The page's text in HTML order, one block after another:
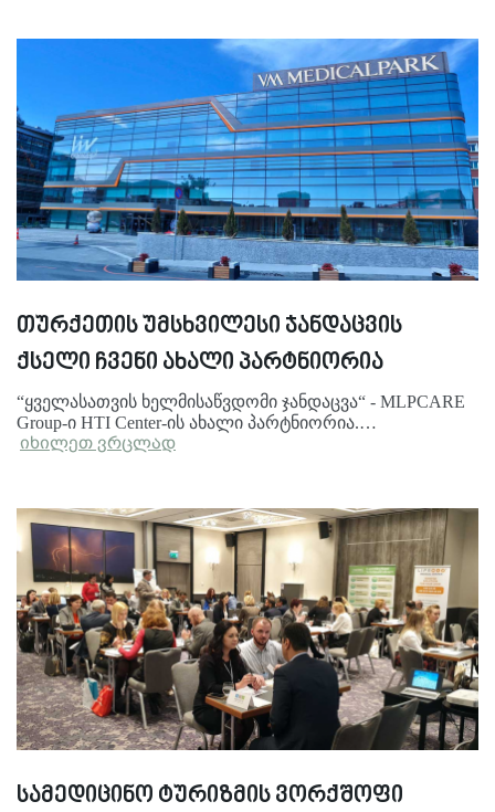
თურქეთის უმსხვილესი ჯანდაცვის
ქსელი ჩვენი ახალი პარტნიორია
“ყველასათვის ხელმისაწვდომი ჯანდაცვა“ - MLPCARE
Group-ი HTI Center-ის ახალი პარტნიორია.…
იხილეთ ვრცლად
სამედიცინო ტურიზმის ვორქშოფი